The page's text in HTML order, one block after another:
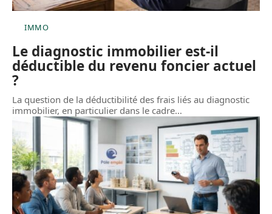
IMMO
Le diagnostic immobilier est-il
déductible du revenu foncier actuel
?
La question de la déductibilité des frais liés au diagnostic
immobilier, en particulier dans le cadre…